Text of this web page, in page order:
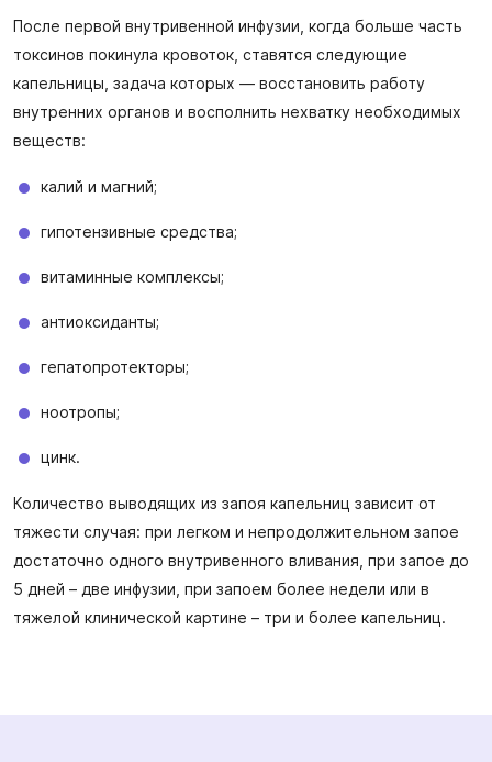
После первой внутривенной инфузии, когда больше часть
токсинов покинула кровоток, ставятся следующие
капельницы, задача которых — восстановить работу
внутренних органов и восполнить нехватку необходимых
веществ:
калий и магний;
гипотензивные средства;
витаминные комплексы;
антиоксиданты;
гепатопротекторы;
ноотропы;
цинк.
Количество выводящих из запоя капельниц зависит от
тяжести случая: при легком и непродолжительном запое
достаточно одного внутривенного вливания, при запое до
5 дней – две инфузии, при запоем более недели или в
тяжелой клинической картине – три и более капельниц.